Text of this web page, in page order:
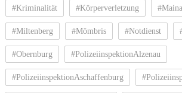
#Kriminalität #Körperverletzung
#Miltenberg #Mömbris #Notdienst
#Obernburg #PolizeiinspektionAlzenau
#PolizeiinspektionAschaffenburg